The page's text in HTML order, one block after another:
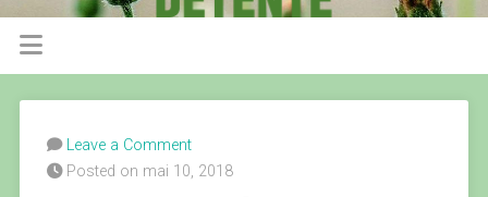
Leave a Comment
Posted on mai 10, 2018